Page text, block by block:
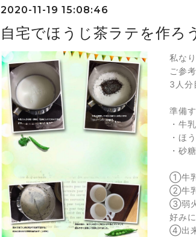
2020-11-19 15:08:46
自宅でほうじ茶ラテを作ろ
私な
ご参
3人分
準備
・牛
・ほ
・砂糖
①牛乳
②牛乳
③弱火
好み
④出来